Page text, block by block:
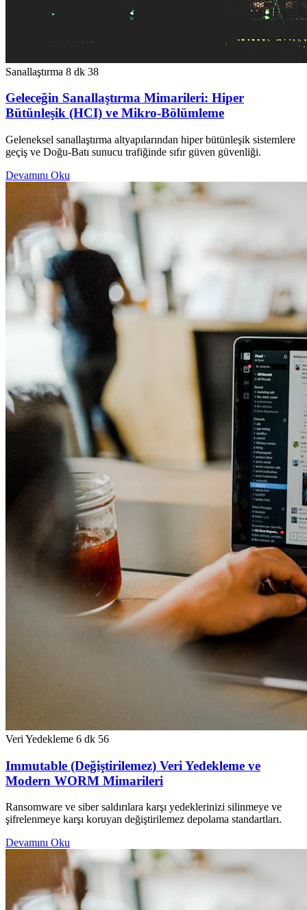
Sanallaştırma 8 dk 38
Geleceğin Sanallaştırma Mimarileri: Hiper
Bütünleşik (HCI) ve Mikro-Bölümleme
Geleneksel sanallaştırma altyapılarından hiper bütünleşik sistemlere
geçiş ve Doğu-Batı sunucu trafiğinde sıfır güven güvenliği.
Devamını Oku
Veri Yedekleme 6 dk 56
Immutable (Değiştirilemez) Veri Yedekleme ve
Modern WORM Mimarileri
Ransomware ve siber saldırılara karşı yedeklerinizi silinmeye ve
şifrelenmeye karşı koruyan değiştirilemez depolama standartları.
Devamını Oku